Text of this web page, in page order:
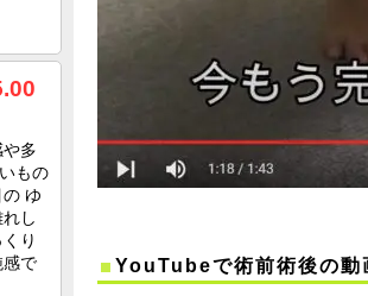
YouTubeで術前術後の動